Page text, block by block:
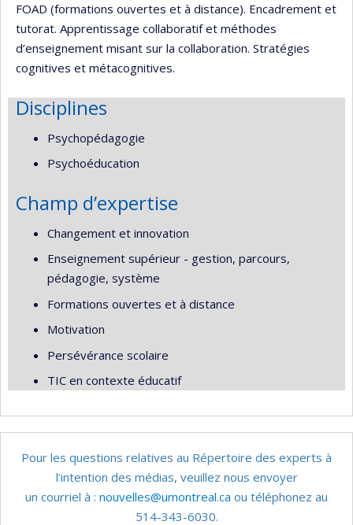
FOAD (formations ouvertes et à distance). Encadrement et
tutorat. Apprentissage collaboratif et méthodes
d’enseignement misant sur la collaboration. Stratégies
cognitives et métacognitives.
Disciplines
Psychopédagogie
Psychoéducation
Champ d’expertise
Changement et innovation
Enseignement supérieur - gestion, parcours,
pédagogie, système
Formations ouvertes et à distance
Motivation
Persévérance scolaire
TIC en contexte éducatif
Pour les questions relatives au Répertoire des experts à
l’intention des médias, veuillez nous envoyer
un courriel à : nouvelles@umontreal.ca ou téléphonez au
514-343-6030.